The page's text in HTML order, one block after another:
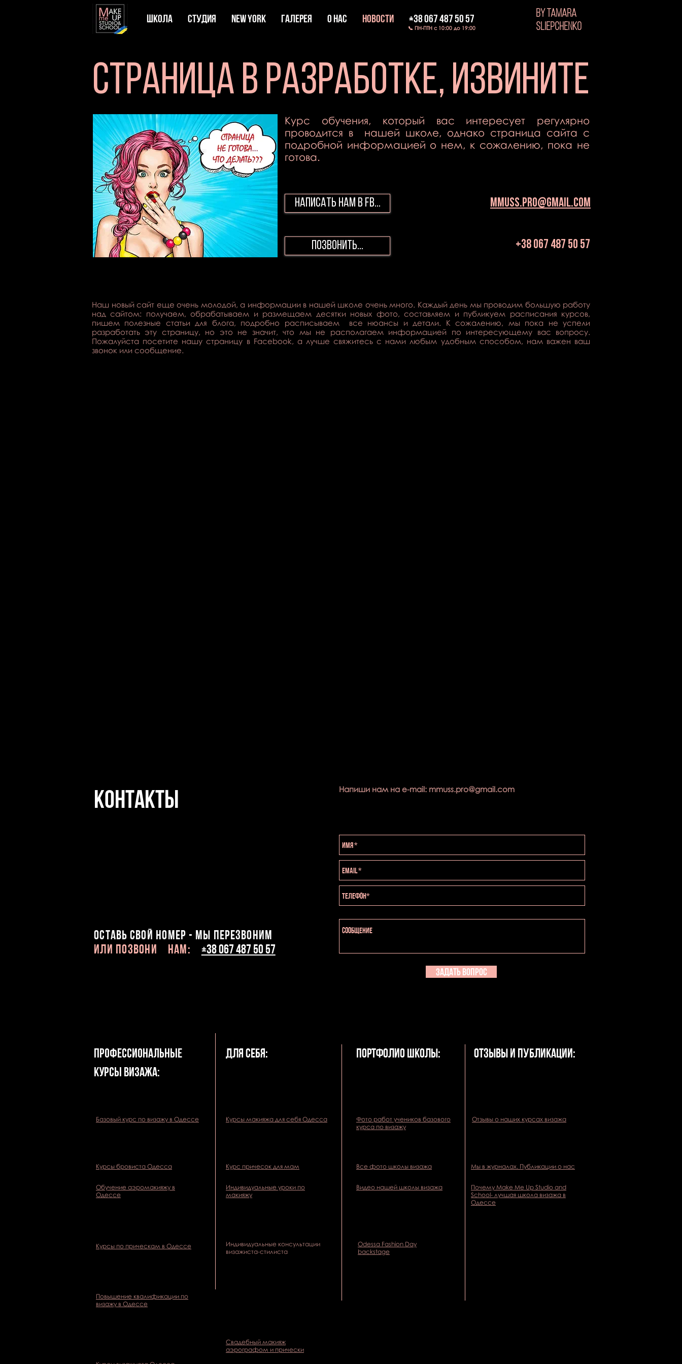
ШКОЛА СТУДИЯ New York ГАЛЕРЕЯ О НАС НОВОСТИ +38 067 487 50 57
📞 ПН-ПТН с 10:00 до 19:00
BY TAMARA
SLIEPCHENKO
Страница в разработке, извините
Курс обучения, который вас интересует регулярно
проводится в нашей школе, однако страница сайта с
подробной информацией о нем, к сожалению, пока не
готова.
написать нам в FB...
Позвонить...
mmuss.pro@gmail.com
+38 067 487 50 57
Наш новый сайт еще очень молодой, а информации в нашей школе очень много. Каждый день мы проводим большую работу
над сайтом: получаем, обрабатываем и размещаем десятки новых фото, составляем и публикуем расписания курсов,
пишем полезные статьи для блога, подробно расписываем все нюансы и детали. К сожалению, мы пока не успели
разработать эту страницу, но это не значит, что мы не располагаем информацией по интересующему вас вопросу.
Пожалуйста посетите нашу страницу в Facebook, а лучше свяжитесь с нами любым удобным способом, нам важен ваш
звонок или сообщение.
КОНТАКТЫ Напиши нам на e-mail: mmuss.pro@gmail.com
оставь свой номер - мы перезвоним
или ПОЗВОНИ Нам: +38 067 487 50 57
Задать вопрос
профессиональные
курсы визажа:
для себя:
Базовый курс по визажу в Одессе Курсы макияжа для себя Одесса
Курсы бровиста Одесса
Обучение аэромакияжу в
Одессе
Курс причесок для мам
Индивидуальные уроки по
макияжу
Курсы по прическам в Одессе
Индивидуальные консультации
визажиста-стилиста
Повышение квалификации по
визажу в Одессе
Портфолио школы:
Фото работ учеников базового
курса по визажу
Все фото школы визажа
Видео нашей школы визажа
Odessa Fashion Day
backstage
Отзывы и публикации:
Отзывы о наших курсах визажа
Мы в журналах. Публикации о нас
Почему Make Me Up Studio and
School- лучшая школа визажа в
Одессе
Свадебный макияж
аэрографом и прически